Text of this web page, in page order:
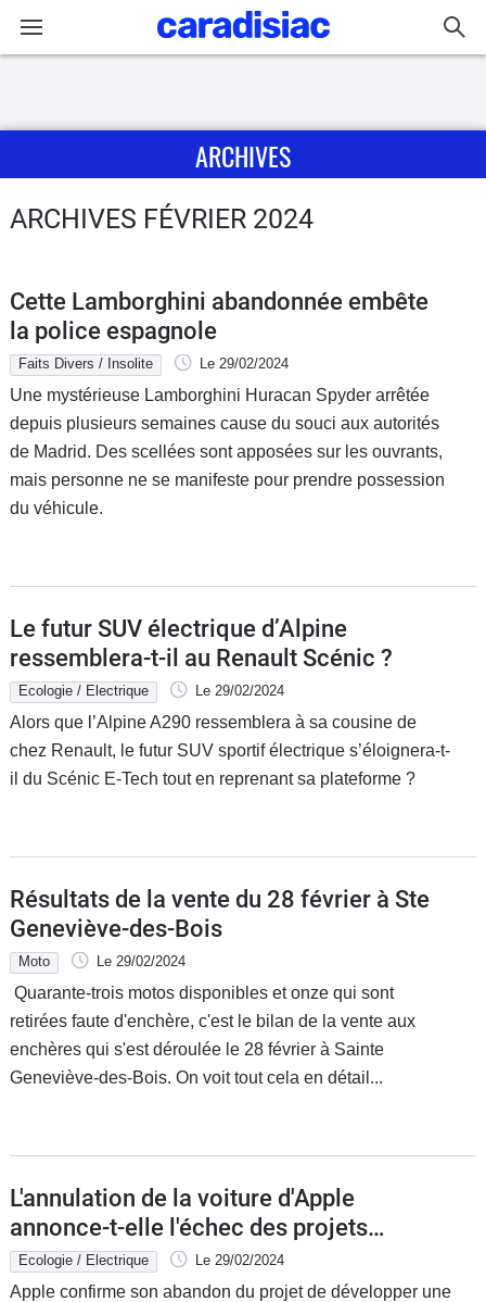
Actu
Guide
d'achat
Electriques
Utilitaires
Flottes
Services
Forum
Moto
Marques
ARCHIVES
ARCHIVES FÉVRIER 2024
Cette Lamborghini abandonnée embête
la police espagnole
Faits Divers / Insolite Le 29/02/2024
Une mystérieuse Lamborghini Huracan Spyder arrêtée
depuis plusieurs semaines cause du souci aux autorités
de Madrid. Des scellées sont apposées sur les ouvrants,
mais personne ne se manifeste pour prendre possession
du véhicule.
Le futur SUV électrique d’Alpine
ressemblera-t-il au Renault Scénic ?
Ecologie / Electrique Le 29/02/2024
Alors que l’Alpine A290 ressemblera à sa cousine de
chez Renault, le futur SUV sportif électrique s’éloignera-t-
il du Scénic E-Tech tout en reprenant sa plateforme ?
Résultats de la vente du 28 février à Ste
Geneviève-des-Bois
Moto Le 29/02/2024
Quarante-trois motos disponibles et onze qui sont
retirées faute d'enchère, c'est le bilan de la vente aux
enchères qui s'est déroulée le 28 février à Sainte
Geneviève-des-Bois. On voit tout cela en détail...
L'annulation de la voiture d'Apple
annonce-t-elle l'échec des projets
automobiles de ses concurrents ?
Ecologie / Electrique Le 29/02/2024
Apple confirme son abandon du projet de développer une